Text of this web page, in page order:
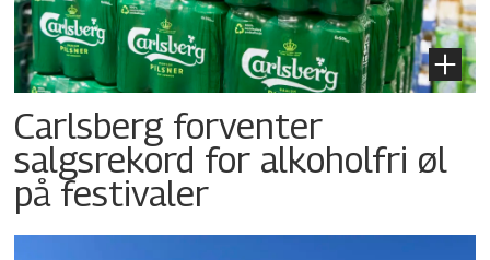
Carlsberg forventer
salgsrekord for alkoholfri øl
på festivaler